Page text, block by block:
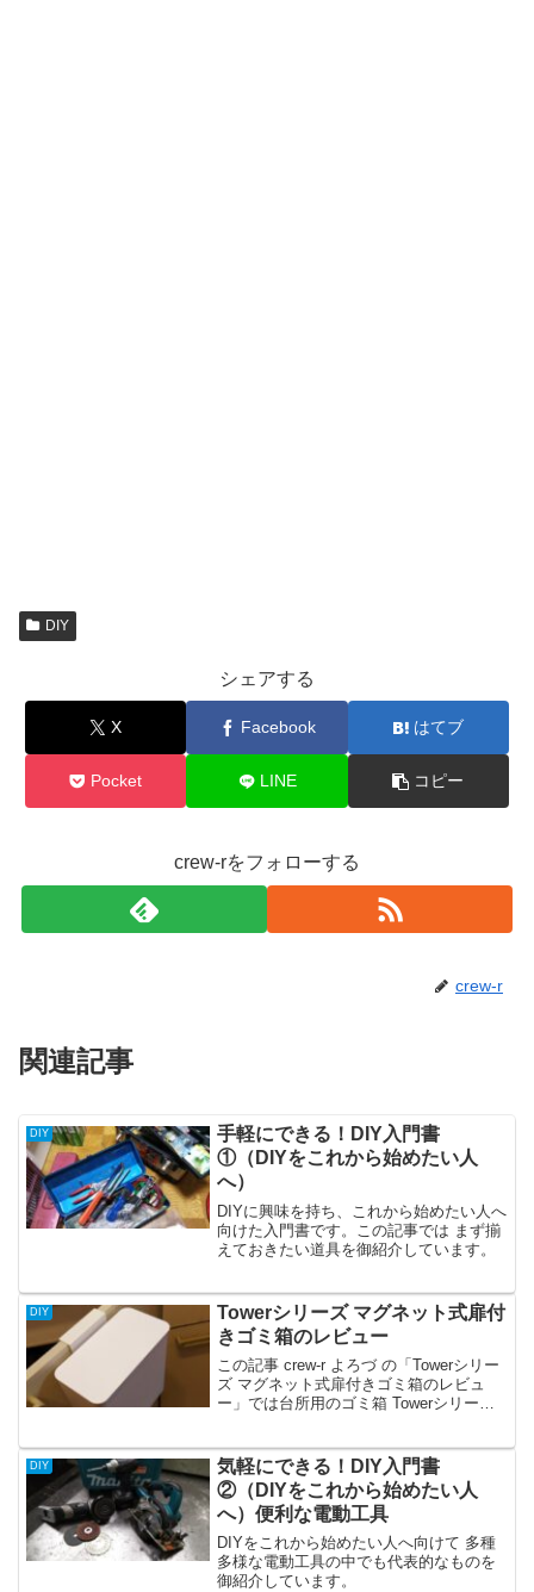
DIY
シェアする
X Facebook はてブ
Pocket LINE コピー
crew-rをフォローする
crew-r
関連記事
DIY
手軽にできる！DIY入門書
①（DIYをこれから始めたい人
へ）
DIYに興味を持ち、これから始めたい人へ
向けた入門書です。この記事では まず揃
えておきたい道具を御紹介しています。
DIY
Towerシリーズ マグネット式扉付
きゴミ箱のレビュー
この記事 crew-r よろづ の「Towerシリー
ズ マグネット式扉付きゴミ箱のレビュ
ー」では台所用のゴミ箱 Towerシリーズ
ながら高い質感と取り付け時の安定感が
高評価です。
DIY
気軽にできる！DIY入門書
②（DIYをこれから始めたい人
へ）便利な電動工具
DIYをこれから始めたい人へ向けて 多種
多様な電動工具の中でも代表的なものを
御紹介しています。